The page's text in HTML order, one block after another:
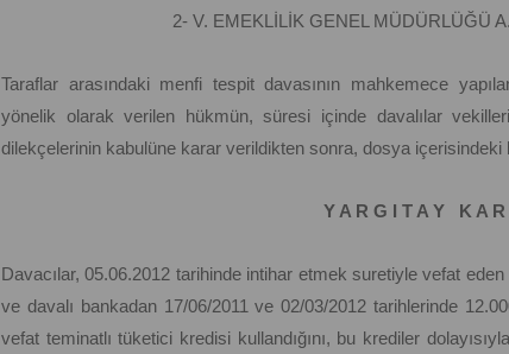
2- V. EMEKLİLİK GENEL MÜDÜRLÜĞÜ A.Ş.
Taraflar arasındaki menfi tespit davasının mahkemece
yönelik olarak verilen hükmün, süresi içinde davalılar
dilekçelerinin kabulüne karar verildikten sonra, dosya içerisindeki
Y A R G I T A Y K A R
Davacılar, 05.06.2012 tarihinde intihar etmek suretiyle vefat
ve davalı bankadan 17/06/2011 ve 02/03/2012 tarihlerinde
vefat teminatlı tüketici kredisi kullandığını, bu krediler